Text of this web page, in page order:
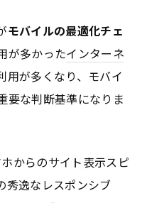
モバイルの最適化チェ
が多かったインターネ
用が多くなり、モバイ
要な判断基準になりま
からのサイト表示スピ
秀逸なレスポンシブ